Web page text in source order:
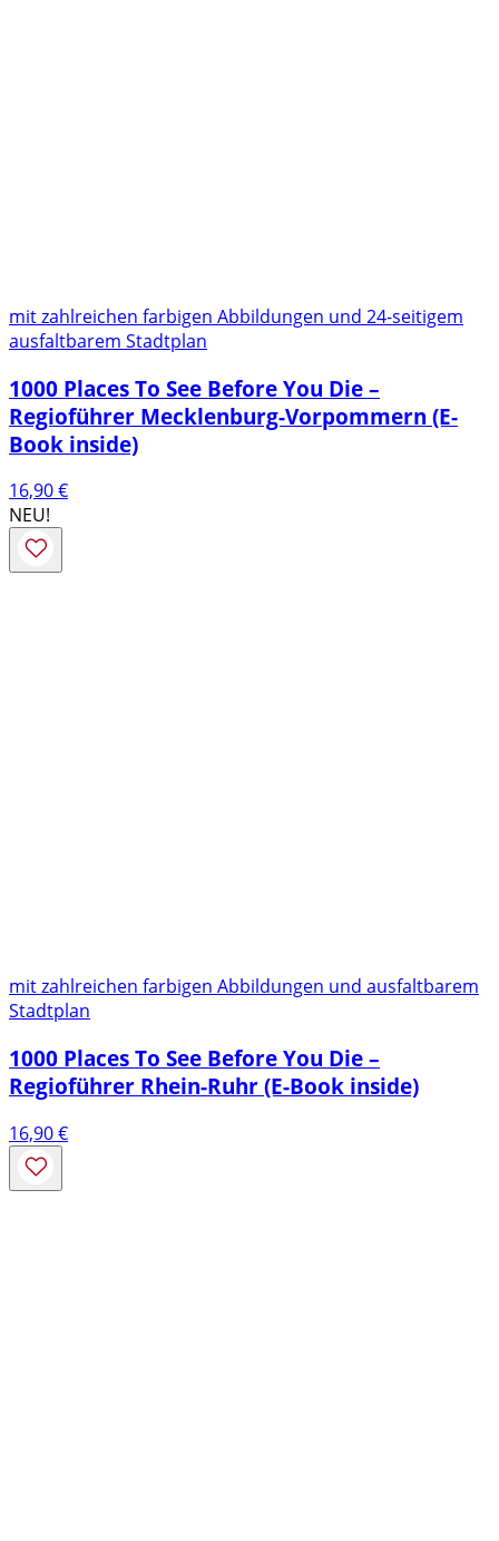
mit zahlreichen farbigen Abbildungen und 24-seitigem
ausfaltbarem Stadtplan
1000 Places To See Before You Die –
Regioführer Mecklenburg-Vorpommern (E-
Book inside)
16,90€
NEU!
mit zahlreichen farbigen Abbildungen und ausfaltbarem
Stadtplan
1000 Places To See Before You Die –
Regioführer Rhein-Ruhr (E-Book inside)
16,90€